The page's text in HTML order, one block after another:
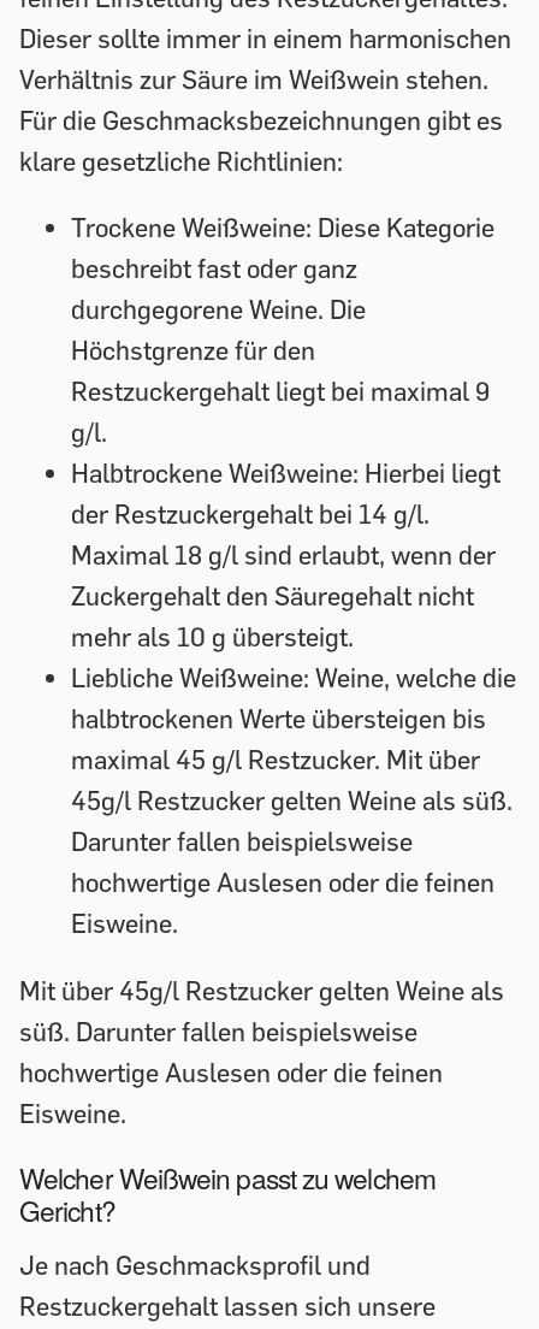
Dieser sollte immer in einem harmonischen
Verhältnis zur Säure im Weißwein stehen.
Für die Geschmacksbezeichnungen gibt es
klare gesetzliche Richtlinien:
Trockene Weißweine: Diese Kategorie
beschreibt fast oder ganz
durchgegorene Weine. Die
Höchstgrenze für den
Restzuckergehalt liegt bei maximal 9
g/l.
Halbtrockene Weißweine: Hierbei liegt
der Restzuckergehalt bei 14 g/l.
Maximal 18 g/l sind erlaubt, wenn der
Zuckergehalt den Säuregehalt nicht
mehr als 10 g übersteigt.
Liebliche Weißweine: Weine, welche die
halbtrockenen Werte übersteigen bis
maximal 45 g/l Restzucker. Mit über
45g/l Restzucker gelten Weine als süß.
Darunter fallen beispielsweise
hochwertige Auslesen oder die feinen
Eisweine.
Mit über 45g/l Restzucker gelten Weine als
süß. Darunter fallen beispielsweise
hochwertige Auslesen oder die feinen
Eisweine.
Welcher Weißwein passt zu welchem
Gericht?
Je nach Geschmacksprofil und
Restzuckergehalt lassen sich unsere